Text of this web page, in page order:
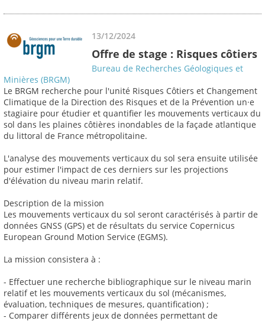
13/12/2024
Offre de stage : Risques côtiers
Bureau de Recherches Géologiques et
Minières (BRGM)
Le BRGM recherche pour l'unité Risques Côtiers et Changement
Climatique de la Direction des Risques et de la Prévention un·e
stagiaire pour étudier et quantifier les mouvements verticaux du
sol dans les plaines côtières inondables de la façade atlantique
du littoral de France métropolitaine.
L'analyse des mouvements verticaux du sol sera ensuite utilisée
pour estimer l'impact de ces derniers sur les projections
d'élévation du niveau marin relatif.
Description de la mission
Les mouvements verticaux du sol seront caractérisés à partir de
données GNSS (GPS) et de résultats du service Copernicus
European Ground Motion Service (EGMS).
La mission consistera à :
- Effectuer une recherche bibliographique sur le niveau marin
relatif et les mouvements verticaux du sol (mécanismes,
évaluation, techniques de mesures, quantification) ;
- Comparer différents jeux de données permettant de